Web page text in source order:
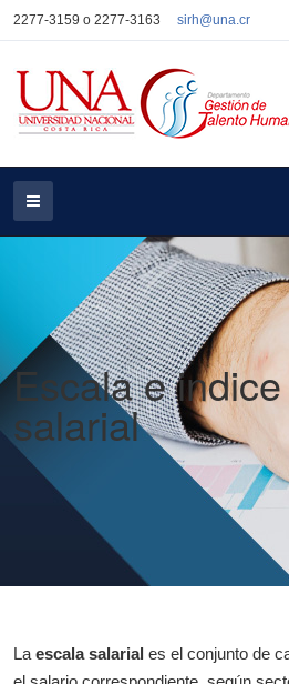
2277-3159 o 2277-3163 sirh@una.cr
Escala e indice
salarial
La escala salarial es el conjunto de